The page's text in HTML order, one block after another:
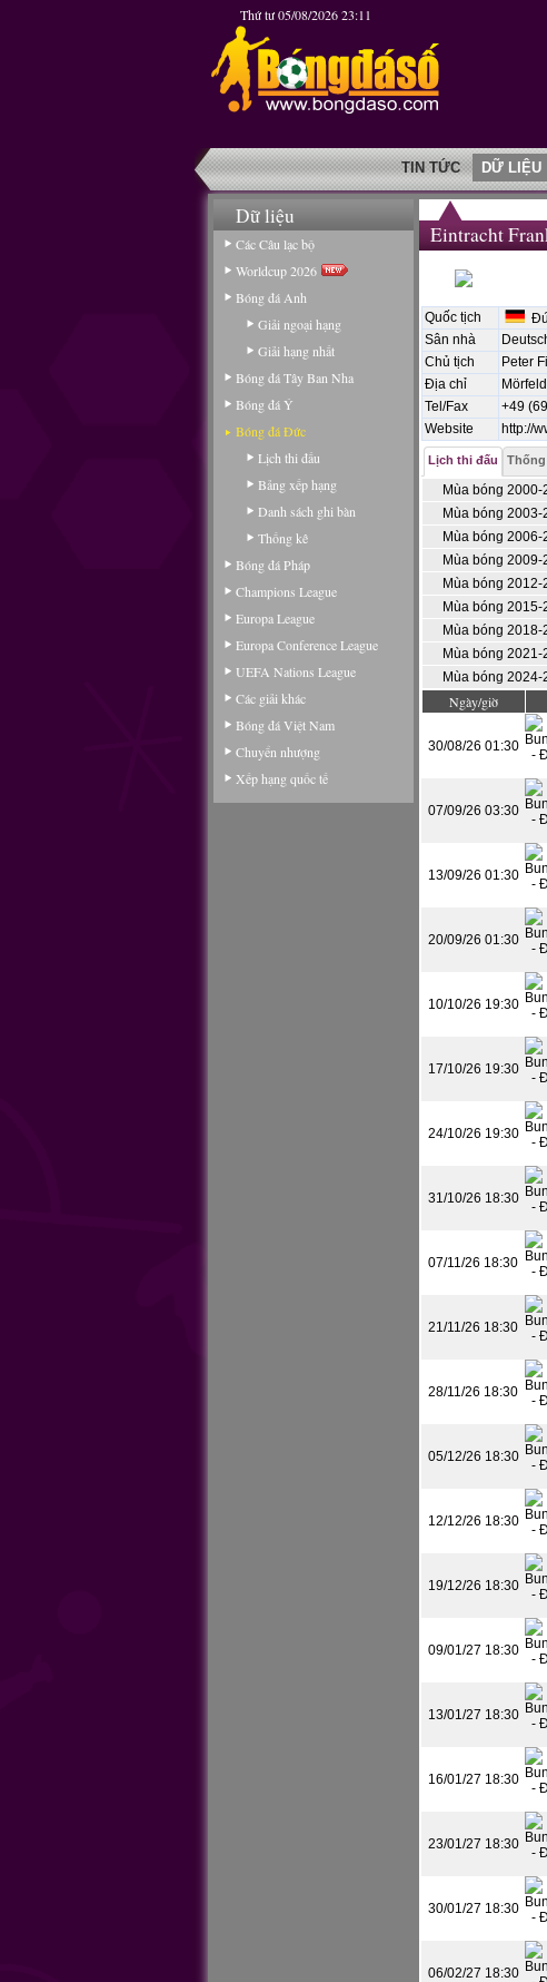
Thứ tư 05/08/2026 23:11
TIN TỨC DỮ LIỆU
Dữ liệu
Các Câu lạc bộ
Worldcup 2026
Bóng đá Anh
Giải ngoại hạng
Giải hạng nhất
Bóng đá Tây Ban Nha
Bóng đá Ý
Bóng đá Đức
Lịch thi đấu
Bảng xếp hạng
Danh sách ghi bàn
Thống kê
Bóng đá Pháp
Champions League
Europa League
Europa Conference League
UEFA Nations League
Các giải khác
Bóng đá Việt Nam
Chuyển nhượng
Xếp hạng quốc tế
Eintracht
Quốc tịch
Sân nhà
Chủ tịch
Peter
Địa chỉ
Tel/Fax
+49
Website
http://
Lịch thi đấu Thống
Mùa bóng 2000-
Mùa bóng 2003-
Mùa bóng 2006-
Mùa bóng 2009-
Mùa bóng 2012-
Mùa bóng 2015-
Mùa bóng 2018-
Mùa bóng 2021-
Mùa bóng 2024-
Ngày/giờ
30/08/26 01:30
07/09/26 03:30
13/09/26 01:30
20/09/26 01:30
10/10/26 19:30
17/10/26 19:30
24/10/26 19:30
31/10/26 18:30
07/11/26 18:30
21/11/26 18:30
28/11/26 18:30
05/12/26 18:30
12/12/26 18:30
19/12/26 18:30
09/01/27 18:30
13/01/27 18:30
16/01/27 18:30
23/01/27 18:30
30/01/27 18:30
06/02/27 18:30